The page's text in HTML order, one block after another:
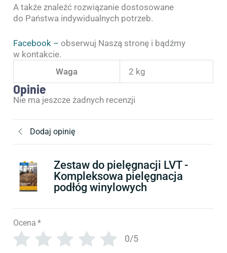
A także znaleźć rozwiązanie dostosowane
do Państwa indywidualnych potrzeb.
Facebook –obserwuj Naszą stronę i bądźmy
w kontakcie.
Waga
2 kg
Opinie
Nie ma jeszcze żadnych recenzji
Dodaj opinię
Zestaw do pielęgnacji LVT -
Kompleksowa pielęgnacja
podłóg winylowych
Ocena *
0/5